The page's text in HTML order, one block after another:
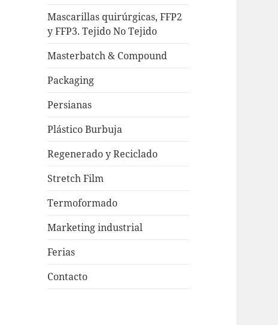
Mascarillas quirúrgicas, FFP2
y FFP3. Tejido No Tejido
Masterbatch & Compound
Packaging
Persianas
Plástico Burbuja
Regenerado y Reciclado
Stretch Film
Termoformado
Marketing industrial
Ferias
Contacto